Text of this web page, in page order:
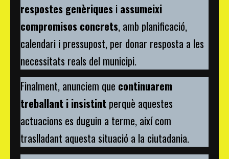
respostes genèriques i assumeixi
compromisos concrets, amb planificació,
calendari i pressupost, per donar resposta a les
necessitats reals del municipi.
Finalment, anunciem que continuarem
treballant i insistint perquè aquestes
actuacions es duguin a terme, així com
traslladant aquesta situació a la ciutadania.